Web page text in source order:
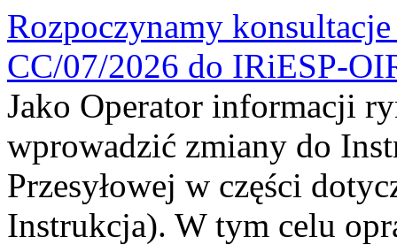
Rozpoczynamy
CC/07/2026 do IRiESP-
Jako Operator informacji
wprowadzić zmiany do
Przesyłowej w części
Instrukcja). W tym celu